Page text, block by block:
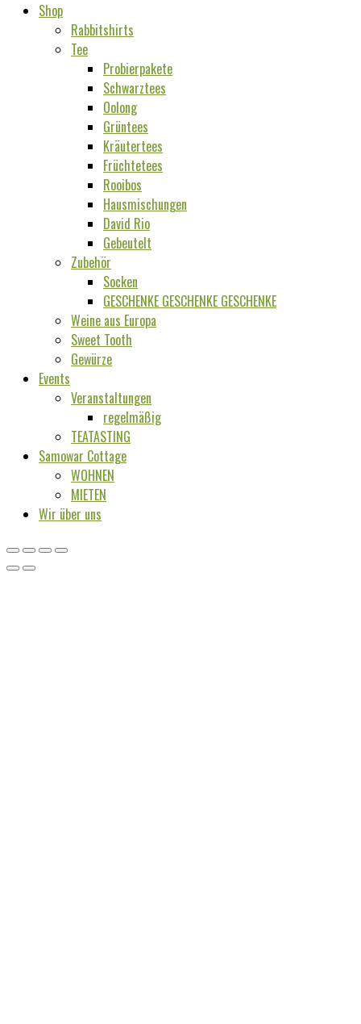
Shop
Rabbitshirts
Tee
Probierpakete
Schwarztees
Oolong
Grüntees
Kräutertees
Früchtetees
Rooibos
Hausmischungen
David Rio
Gebeutelt
Zubehör
Socken
GESCHENKE GESCHENKE GESCHENKE
Weine aus Europa
Sweet Tooth
Gewürze
Events
Veranstaltungen
regelmäßig
TEATASTING
Samowar Cottage
WOHNEN
MIETEN
Wir über uns